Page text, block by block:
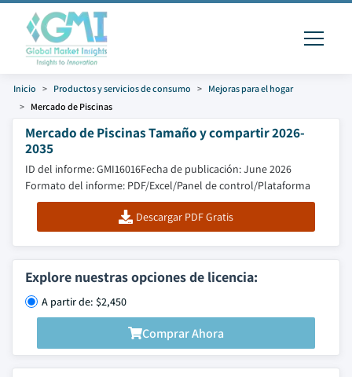
Inicio Productos y servicios de consumo
Mejoras para el hogar
Mercado de Piscinas
Mercado de Piscinas Tamaño y compartir 2026-
2035
ID del informe: GMI16016Fecha de publicación: June 2026
Formato del informe: PDF/Excel/Panel de control/Plataforma
Descargar PDF Gratis
Explore nuestras opciones de licencia:
A partir de: $2,450
Comprar Ahora